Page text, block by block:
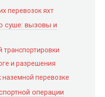
перевозок яхт
суше: вызовы и
и разрешения
наземной перевозке
операции